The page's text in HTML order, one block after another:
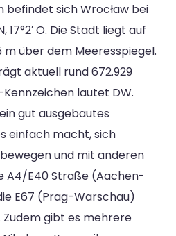
befindet sich Wrocław bei
17°2′ O. Die Stadt liegt auf
m über dem Meeresspiegel.
aktuell rund 672.929
lautet DW.
gut ausgebautes
einfach macht, sich
und mit anderen
A4/E40 Straße (Aachen-
E67 (Prag-Warschau)
gibt es mehrere